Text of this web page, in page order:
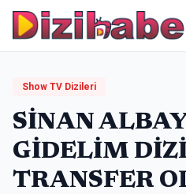
Show TV Dizileri
SİNAN
GİDELİM
TRANSFER